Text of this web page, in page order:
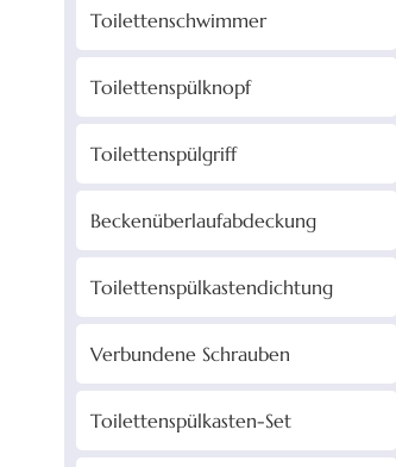
Toilettenschwimmer
Toilettenspülknopf
Toilettenspülgriff
Beckenüberlaufabdeckung
Toilettenspülkastendichtung
Verbundene Schrauben
Toilettenspülkasten-Set